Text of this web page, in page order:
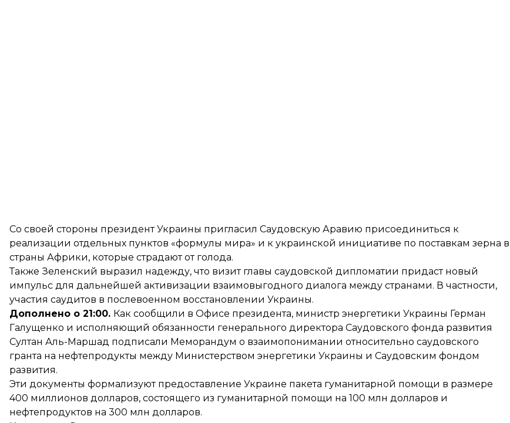
Со своей стороны президент Украины пригласил Саудовскую Аравию присоединиться к
реализации отдельных пунктов «формулы мира» и к украинской инициативе по поставкам зерна в
страны Африки, которые страдают от голода.
Также Зеленский выразил надежду, что визит главы саудовской дипломатии придаст новый
импульс для дальнейшей активизации взаимовыгодного диалога между странами. В частности,
участия саудитов в послевоенном восстановлении Украины.
Дополнено о 21:00. Как сообщили в Офисе президента, министр энергетики Украины Герман
Галущенко и исполняющий обязанности генерального директора Саудовского фонда развития
Султан Аль-Маршад подписали Меморандум о взаимопонимании относительно саудовского
гранта на нефтепродукты между Министерством энергетики Украины и Саудовским фондом
развития.
Эти документы формализуют предоставление Украине пакета гуманитарной помощи в размере
400 миллионов долларов, состоящего из гуманитарной помощи на 100 млн долларов и
нефтепродуктов на 300 млн долларов.